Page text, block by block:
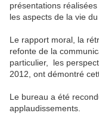
présentations
les aspects de la vie
Le rapport moral, la
refonte de la
particulier, les
2012, ont démontré
Le bureau a été
applaudissements.